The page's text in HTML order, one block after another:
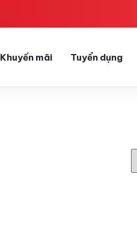
Khuyến mãi Tuyển dụng